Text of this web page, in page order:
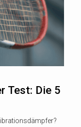
Test: Die 5